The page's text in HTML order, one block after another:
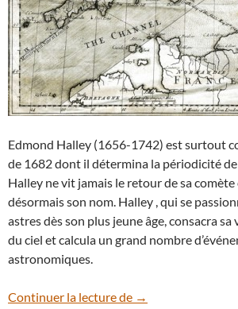
Edmond Halley (1656-1742) est surtout
de 1682 dont il détermina la périodicité de
Halley ne vit jamais le retour de sa
désormais son nom. Halley , qui se
astres dès son plus jeune âge, consacra sa
du ciel et calcula un grand nombre
astronomiques.
Continuer la lecture de 3 mai 1715 :
→